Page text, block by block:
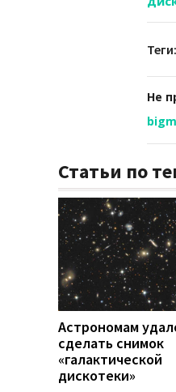
Теги:
Не
Статьи по
Астрономам
сделать снимок
«галактической
дискотеки»